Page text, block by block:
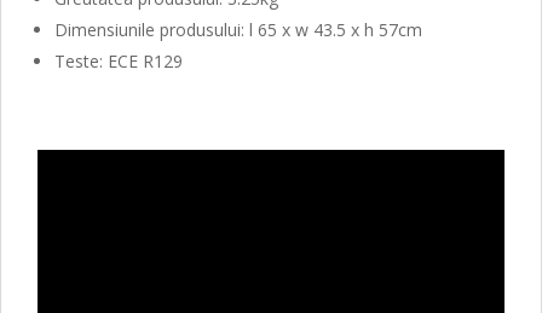
Dimensiunile produsului: l 65 x w 43.5 x h 57cm
Teste: ECE R129